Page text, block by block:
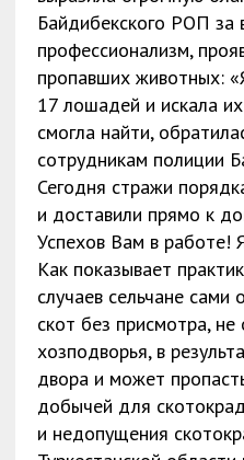
Байдибекского РОП за
профессионализм,
пропавших животных:
17 лошадей и искала
смогла найти,
сотрудникам полиции
Сегодня стражи
и доставили прямо к
Успехов Вам в работе!
Как показывает
случаев сельчане
скот без присмотра,
хозподворья, в
двора и может
добычей для
и недопущения